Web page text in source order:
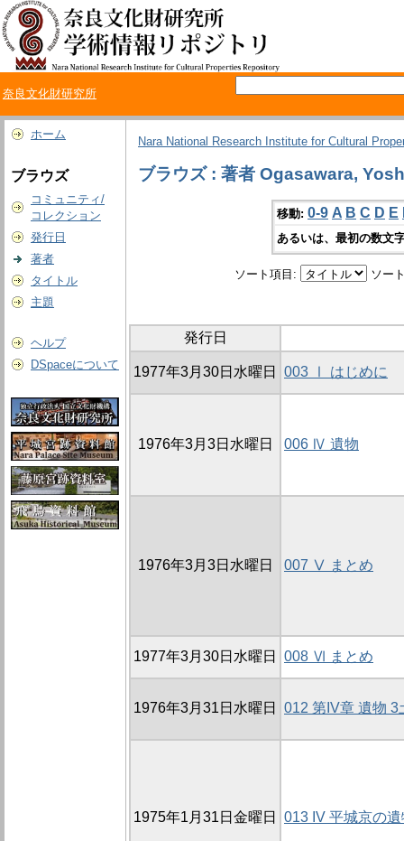
奈良文化財研究所
ホーム
ブラウズ
コミュニティ/
コレクション
発行日
著者
タイトル
主題
ヘルプ
DSpaceについて
Nara National Research Institute for Cultural
ブラウズ : 著者 Ogasawara,
移動: 0-9 A B C D E
あるいは、最初の数文
ソート項目: ソー
発行日
1977年3月30日水曜日 003 Ⅰ はじめに
1976年3月3日水曜日 006 Ⅳ 遺物
1976年3月3日水曜日 007 Ⅴ まとめ
1977年3月30日水曜日 008 Ⅵ まとめ
1976年3月31日水曜日 012 第IV章 遺物 3
1975年1月31日金曜日 013 IV 平城京の遺